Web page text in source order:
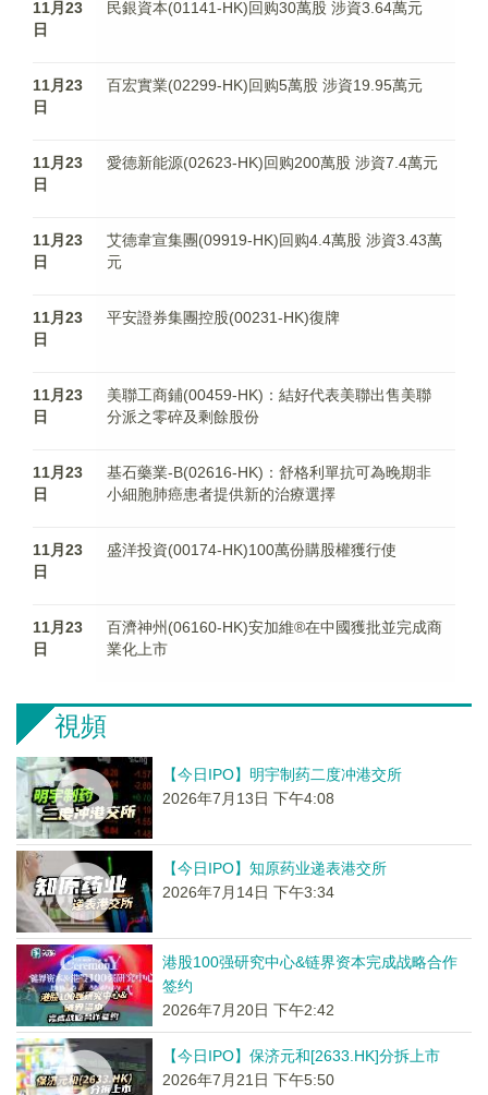
11月23
日
民銀資本(01141-HK)回购30萬股 涉資3.64萬元
11月23
日
百宏實業(02299-HK)回购5萬股 涉資19.95萬元
11月23
日
愛德新能源(02623-HK)回购200萬股 涉資7.4萬元
11月23
日
艾德韋宣集團(09919-HK)回购4.4萬股 涉資3.43萬
元
11月23
日
平安證券集團控股(00231-HK)復牌
11月23
日
美聯工商鋪(00459-HK)：結好代表美聯出售美聯
分派之零碎及剩餘股份
11月23
日
基石藥業-B(02616-HK)：舒格利單抗可為晚期非
小細胞肺癌患者提供新的治療選擇
11月23
日
盛洋投資(00174-HK)100萬份購股權獲行使
11月23
日
百濟神州(06160-HK)安加維®在中國獲批並完成商
業化上市
視頻
【今日IPO】明宇制药二度冲港交所
2026年7月13日 下午4:08
【今日IPO】知原药业递表港交所
2026年7月14日 下午3:34
港股100强研究中心&链界资本完成战略合作
签约
2026年7月20日 下午2:42
【今日IPO】保济元和[2633.HK]分拆上市
2026年7月21日 下午5:50